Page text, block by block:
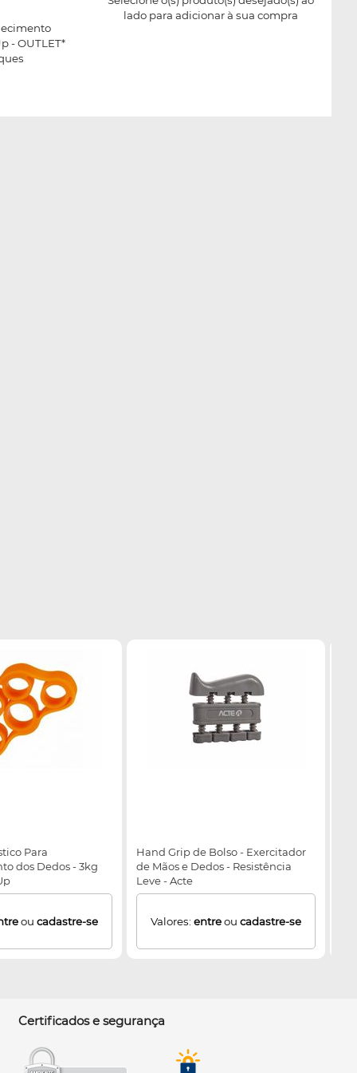
- OUTLET*
lado para adicionar à sua compra
Para
dos Dedos - 3kg
ou cadastre-se
Hand Grip de Bolso - Exercitador
de Mãos e Dedos - Resistência
Leve - Acte
Valores: entreou cadastre-se
Certificados e segurança